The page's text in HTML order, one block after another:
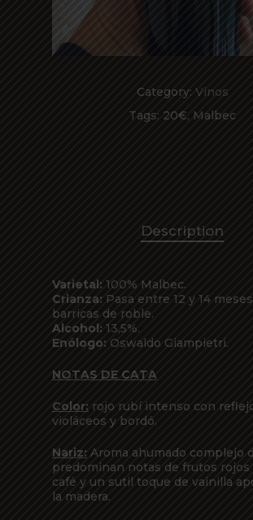
Category: Vinos
Tags: 20€, Malbec
Description
Varietal: 100% Malbec.
Crianza: Pasa entre 12 y 14
barricas de roble.
Alcohol: 13,5%.
Enólogo: Oswaldo Giampietri.
NOTAS DE CATA
Color: rojo rubí intenso con
violáceos y bordó.
Nariz: Aroma ahumado complejo
predominan notas de frutos rojos
café y un sutil toque de vainilla
la madera.